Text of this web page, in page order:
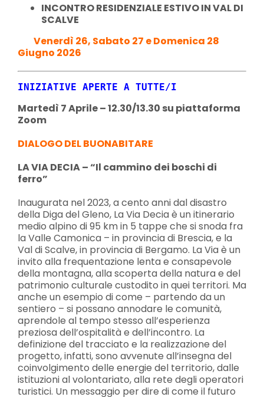
INCONTRO RESIDENZIALE ESTIVO IN VAL DI
SCALVE
Venerdì 26, Sabato 27 e Domenica 28
Giugno 2026
INIZIATIVE APERTE A TUTTE/I
Martedì 7 Aprile – 12.30/13.30 su piattaforma
Zoom
DIALOGO DEL BUONABITARE
LA VIA DECIA – “Il cammino dei boschi di
ferro”
Inaugurata nel 2023, a cento anni dal disastro
della Diga del Gleno, La Via Decia è un itinerario
medio alpino di 95 km in 5 tappe che si snoda fra
la Valle Camonica – in provincia di Brescia, e la
Val di Scalve, in provincia di Bergamo. La Via è un
invito alla frequentazione lenta e consapevole
della montagna, alla scoperta della natura e del
patrimonio culturale custodito in quei territori. Ma
anche un esempio di come – partendo da un
sentiero – si possano annodare le comunità,
aprendole al tempo stesso all’esperienza
preziosa dell’ospitalità e dell’incontro. La
definizione del tracciato e la realizzazione del
progetto, infatti, sono avvenute all’insegna del
coinvolgimento delle energie del territorio, dalle
istituzioni al volontariato, alla rete degli operatori
turistici. Un messaggio per dire di come il futuro